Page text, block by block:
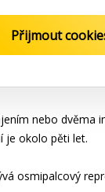
footswitch,
připojíte ke
nebo dvěma
je okolo pěti let.
osmipalcový
Přijmout